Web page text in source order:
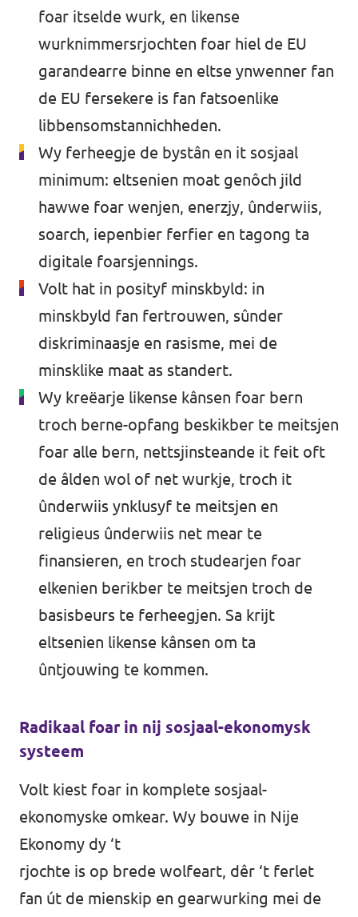
foar itselde wurk, en likense
wurknimmersrjochten foar hiel de EU
garandearre binne en eltse ynwenner fan
de EU fersekere is fan fatsoenlike
libbensomstannichheden.
Wy ferheegje de bystân en it sosjaal
minimum: eltsenien moat genôch jild
hawwe foar wenjen, enerzjy, ûnderwiis,
soarch, iepenbier ferfier en tagong ta
digitale foarsjennings.
Volt hat in posityf minskbyld: in
minskbyld fan fertrouwen, sûnder
diskriminaasje en rasisme, mei de
minsklike maat as standert.
Wy kreëarje likense kânsen foar bern
troch berne-opfang beskikber te meitsjen
foar alle bern, nettsjinsteande it feit oft
de âlden wol of net wurkje, troch it
ûnderwiis ynklusyf te meitsjen en
religieus ûnderwiis net mear te
finansieren, en troch studearjen foar
elkenien berikber te meitsjen troch de
basisbeurs te ferheegjen. Sa krijt
eltsenien likense kânsen om ta
ûntjouwing te kommen.
Radikaal foar in nij sosjaal-ekonomysk
systeem
Volt kiest foar in komplete sosjaal-
ekonomyske omkear. Wy bouwe in Nije
Ekonomy dy ‘t
rjochte is op brede wolfeart, dêr ‘t ferlet
fan út de mienskip en gearwurking mei de